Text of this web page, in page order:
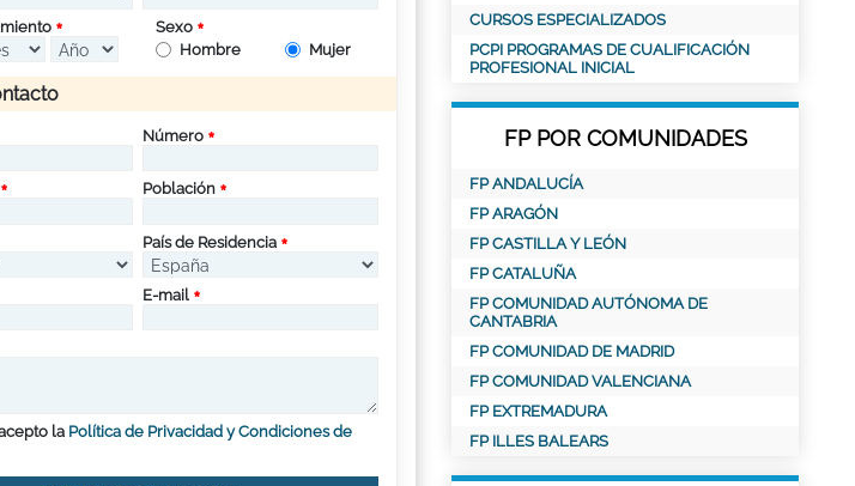
Sexo
Hombre
Mujer
Número
Población
País de Residencia
E-mail
la Política de Privacidad y Condiciones de
CURSOS ESPECIALIZADOS
PCPI PROGRAMAS DE CUALIFICACIÓN
PROFESIONAL INICIAL
FP POR COMUNIDADES
FP ANDALUCÍA
FP ARAGÓN
FP CASTILLA Y LEÓN
FP CATALUÑA
FP COMUNIDAD AUTÓNOMA DE
CANTABRIA
FP COMUNIDAD DE MADRID
FP COMUNIDAD VALENCIANA
FP EXTREMADURA
FP ILLES BALEARS